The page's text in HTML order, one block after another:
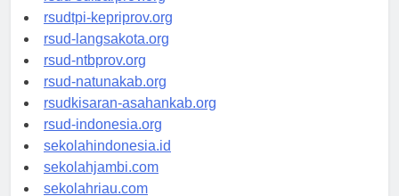
rsud-sulbarprov.org
rsudtpi-kepriprov.org
rsud-langsakota.org
rsud-ntbprov.org
rsud-natunakab.org
rsudkisaran-asahankab.org
rsud-indonesia.org
sekolahindonesia.id
sekolahjambi.com